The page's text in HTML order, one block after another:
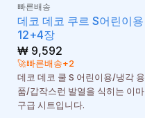
빠른배송
데코 데코 쿠르 S어린이용
12+4장
₩9,592
🚀빠른배송+2
데코 데코 쿨 S 어린이용/냉각 용
품/갑작스런 발열을 식히는 이마
구급 시트입니다.